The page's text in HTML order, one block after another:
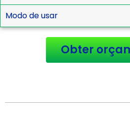
Modo de usar
Obter